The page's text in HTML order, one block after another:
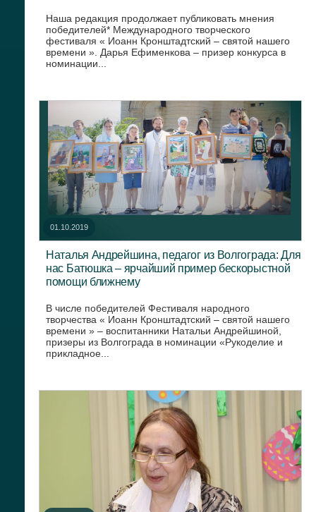
Наша редакция продолжает публиковать мнения
победителей* Международного творческого
фестиваля « Иоанн Кронштадтский – святой нашего
времени ». Дарья Ефименкова – призер конкурса в
номинации...
01.10.2019
Наталья Андрейшина, педагог из Волгограда: Для
нас Батюшка – ярчайший пример бескорыстной
помощи ближнему
В числе победителей Фестиваля народного
творчества « Иоанн Кронштадтский – святой нашего
времени » – воспитанники Натальи Андрейшиной,
призеры из Волгограда в номинации «Рукоделие и
прикладное...